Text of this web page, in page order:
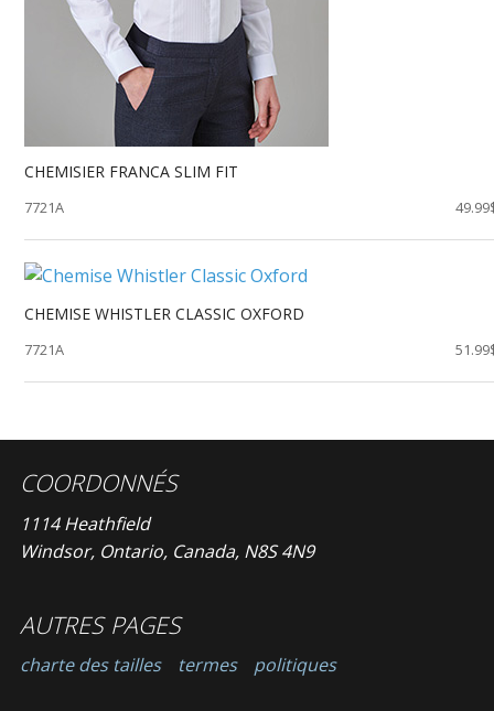
CHEMISIER FRANCA SLIM FIT
7721A
CHEMISE WHISTLER CLASSIC OXFORD
7721A
COORDONNÉS
1114 Heathfield
Windsor, Ontario, Canada, N8S 4N9
AUTRES PAGES
charte des tailles termes politiques